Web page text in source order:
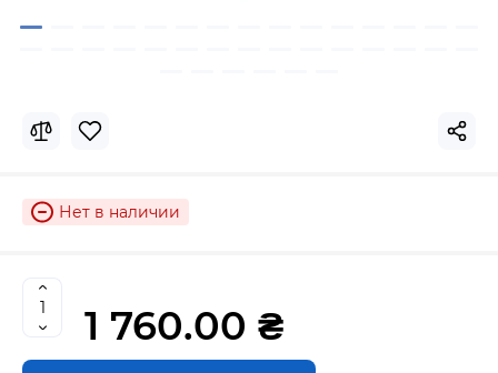
Нет в наличии
1 760.00 ₴